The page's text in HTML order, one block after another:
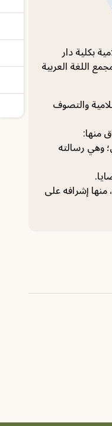
بكلية دار
اللغة العربية
والتصوف
منها:
وهي رسالته
إشرافه على